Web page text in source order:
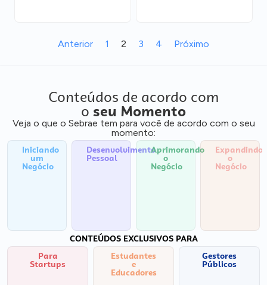
Anterior 1 2 3 4 Próximo
Conteúdos de acordo com
o seu Momento
Veja o que o Sebrae tem para você de acordo com o seu
momento:
Iniciando
um
Negócio
Desenvolvimento
Pessoal
Aprimorando
o
Negócio
Expandindo
o
Negócio
CONTEÚDOS EXCLUSIVOS PARA
Para
Startups
Estudantes
e
Educadores
Gestores
Públicos